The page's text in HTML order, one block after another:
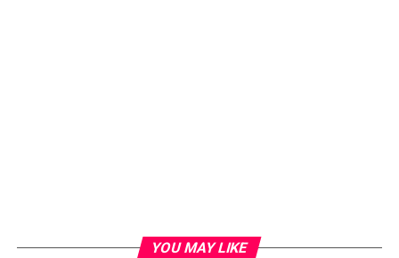
YOU MAY LIKE